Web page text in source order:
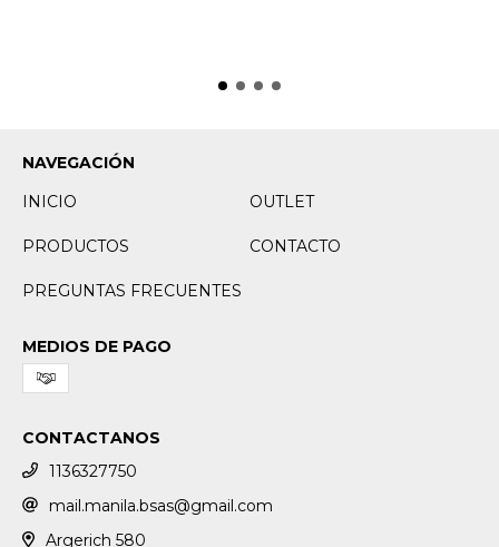
NAVEGACIÓN
INICIO
OUTLET
PRODUCTOS CONTACTO
PREGUNTAS FRECUENTES
MEDIOS DE PAGO
CONTACTANOS
1136327750
mail.manila.bsas@gmail.com
Argerich 580